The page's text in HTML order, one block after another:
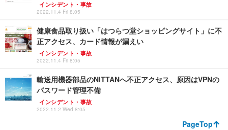
インシデント・事故
2022.11.4 Fri 8:05
健康食品取り扱い「はつらつ堂ショッピングサイト」に不
正アクセス、カード情報が漏えい
インシデント・事故
2022.11.4 Fri 8:05
輸送用機器部品のNITTANへ不正アクセス、原因はVPNの
パスワード管理不備
インシデント・事故
2022.11.2 Wed 8:05
PageTop